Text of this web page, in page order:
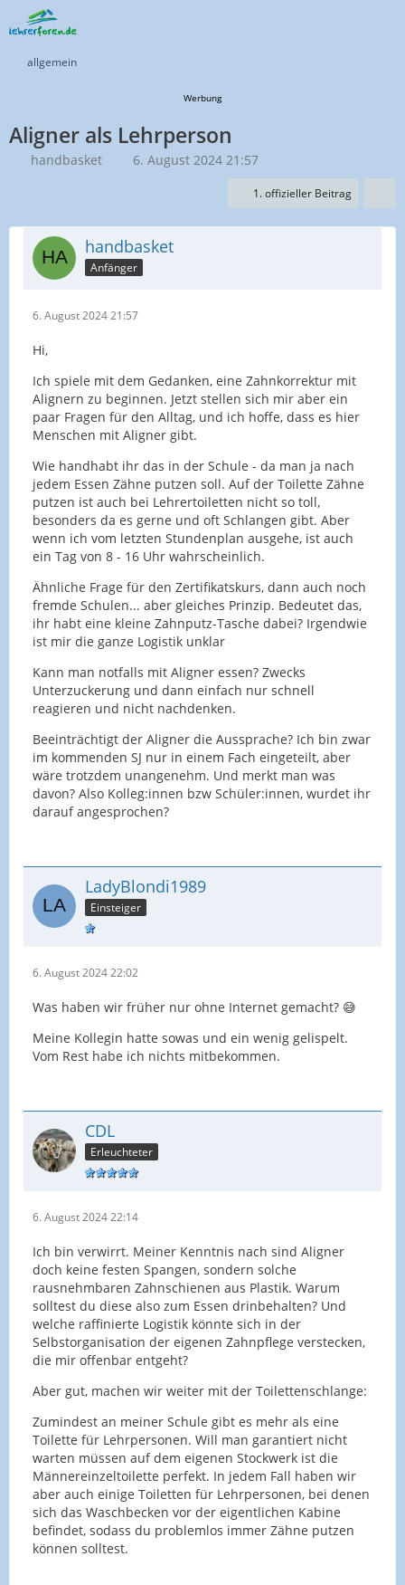
allgemein
Werbung
Aligner als Lehrperson
handbasket 6. August 2024 21:57
1. offizieller Beitrag
handbasket
Anfänger
6. August 2024 21:57
Hi,
Ich spiele mit dem Gedanken, eine Zahnkorrektur mit
Alignern zu beginnen. Jetzt stellen sich mir aber ein
paar Fragen für den Alltag, und ich hoffe, dass es hier
Menschen mit Aligner gibt.
Wie handhabt ihr das in der Schule - da man ja nach
jedem Essen Zähne putzen soll. Auf der Toilette Zähne
putzen ist auch bei Lehrertoiletten nicht so toll,
besonders da es gerne und oft Schlangen gibt. Aber
wenn ich vom letzten Stundenplan ausgehe, ist auch
ein Tag von 8 - 16 Uhr wahrscheinlich.
Ähnliche Frage für den Zertifikatskurs, dann auch noch
fremde Schulen... aber gleiches Prinzip. Bedeutet das,
ihr habt eine kleine Zahnputz-Tasche dabei? Irgendwie
ist mir die ganze Logistik unklar
Kann man notfalls mit Aligner essen? Zwecks
Unterzuckerung und dann einfach nur schnell
reagieren und nicht nachdenken.
Beeinträchtigt der Aligner die Aussprache? Ich bin zwar
im kommenden SJ nur in einem Fach eingeteilt, aber
wäre trotzdem unangenehm. Und merkt man was
davon? Also Kolleg:innen bzw Schüler:innen, wurdet ihr
darauf angesprochen?
LadyBlondi1989
Einsteiger
6. August 2024 22:02
Was haben wir früher nur ohne Internet gemacht? 😅
Meine Kollegin hatte sowas und ein wenig gelispelt.
Vom Rest habe ich nichts mitbekommen.
CDL
Erleuchteter
6. August 2024 22:14
Ich bin verwirrt. Meiner Kenntnis nach sind Aligner
doch keine festen Spangen, sondern solche
rausnehmbaren Zahnschienen aus Plastik. Warum
solltest du diese also zum Essen drinbehalten? Und
welche raffinierte Logistik könnte sich in der
Selbstorganisation der eigenen Zahnpflege verstecken,
die mir offenbar entgeht?
Aber gut, machen wir weiter mit der Toilettenschlange:
Zumindest an meiner Schule gibt es mehr als eine
Toilette für Lehrpersonen. Will man garantiert nicht
warten müssen auf dem eigenen Stockwerk ist die
Männereinzeltoilette perfekt. In jedem Fall haben wir
aber auch einige Toiletten für Lehrpersonen, bei denen
sich das Waschbecken vor der eigentlichen Kabine
befindet, sodass du problemlos immer Zähne putzen
können solltest.